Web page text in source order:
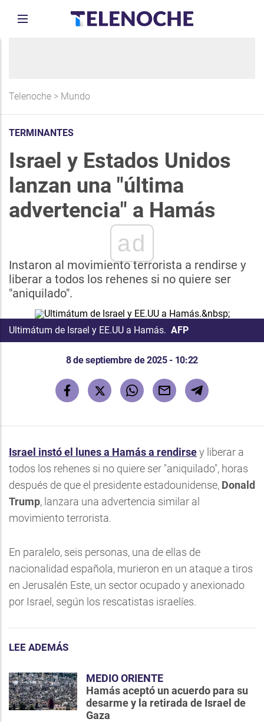
Telenoche > Mundo
TERMINANTES
Israel y Estados Unidos
lanzan una "última
advertencia" a Hamás
ad
Instaron al movimiento terrorista a rendirse y
liberar a todos los rehenes si no quiere ser
"aniquilado".
Ultimátum de Israel y EE.UU a Hamás. AFP
8 de septiembre de 2025 - 10:22
Israel instó el lunes a Hamás a rendirsey liberar a
todos los rehenes si no quiere ser "aniquilado", horas
después de que el presidente estadounidense, Donald
Trump, lanzara una advertencia similar al
movimiento terrorista.
En paralelo, seis personas, una de ellas de
nacionalidad española, murieron en un ataque a tiros
en Jerusalén Este, un sector ocupado y anexionado
por Israel, según los rescatistas israelíes.
LEE ADEMÁS
MEDIO ORIENTE
Hamás aceptó un acuerdo para su
desarme y la retirada de Israel de
Gaza